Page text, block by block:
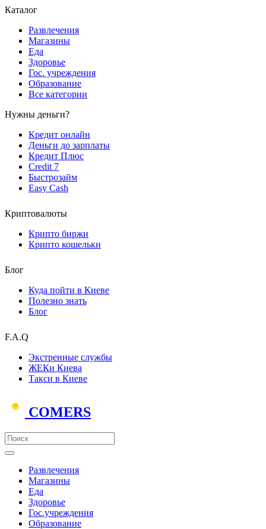
Каталог
Развлечения
Магазины
Еда
Здоровье
Гос. учреждения
Образование
Все категории
Нужны деньги?
Кредит онлайн
Деньги до зарплаты
Кредит Плюс
Credit 7
Быстрозайм
Easy Cash
Криптовалюты
Крипто биржи
Крипто кошельки
Блог
Куда пойти в Киеве
Полезно знать
Блог
F.A.Q
Экстренные службы
ЖЕКи Киева
Такси в Киеве
COMERS
Развлечения
Магазины
Еда
Здоровье
Гос.учреждения
Образование